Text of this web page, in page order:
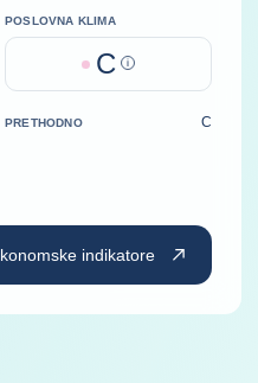
POSLOVNA KLIMA
C Help
PRETHODNO C
indikatore